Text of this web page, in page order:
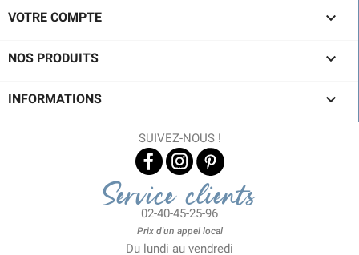
VOTRE COMPTE 
NOS PRODUITS 
INFORMATIONS 
SUIVEZ-NOUS !
Service clients
02-40-45-25-96
Prix d'un appel local
Du lundi au vendredi